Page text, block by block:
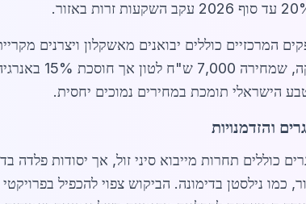
ש"ח לטון אך חוסכת 15% באנרגיה. לקבלת
הישראלי תומכת במחירים נמוכים יחסית.
והזדמנויות
כוללים תחרות מייבוא סיני זול, אך יסודות
כמו נילסטן בדימונה. הביקוש צפוי להכפיל